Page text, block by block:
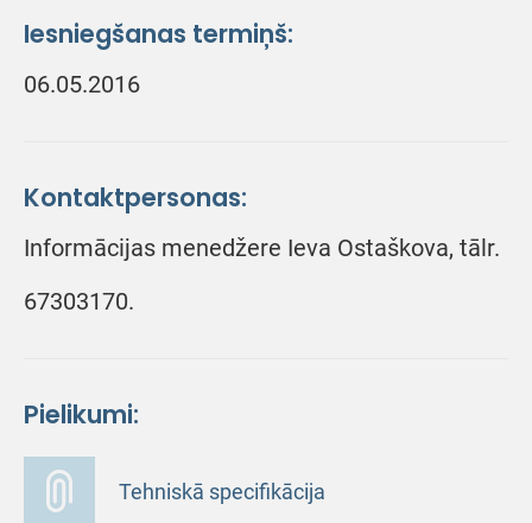
Iesniegšanas termiņš:
06.05.2016
Kontaktpersonas:
Informācijas menedžere Ieva Ostaškova, tālr.
67303170.
Pielikumi:
Tehniskā specifikācija